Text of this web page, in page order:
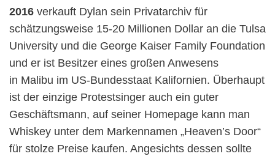
2016 verkauft Dylan sein Privatarchiv für
schätzungsweise 15-20 Millionen Dollar an die Tulsa
University und die George Kaiser Family Foundation
und er ist Besitzer eines großen Anwesens
in Malibu im US-Bundesstaat Kalifornien. Überhaupt
ist der einzige Protestsinger auch ein guter
Geschäftsmann, auf seiner Homepage kann man
Whiskey unter dem Markennamen „Heaven’s Door“
für stolze Preise kaufen. Angesichts dessen sollte